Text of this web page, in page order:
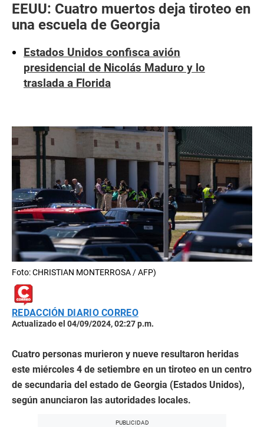
EEUU: Cuatro muertos deja tiroteo en
una escuela de Georgia
Estados Unidos confisca avión
presidencial de Nicolás Maduro y lo
traslada a Florida
Foto: CHRISTIAN MONTERROSA / AFP)
REDACCIÓN DIARIO CORREO
Actualizado el 04/09/2024, 02:27 p.m.
Cuatro personas murieron y nueve resultaron heridas
este miércoles 4 de setiembre en un tiroteo en un centro
de secundaria del estado de Georgia (Estados Unidos),
según anunciaron las autoridades locales.